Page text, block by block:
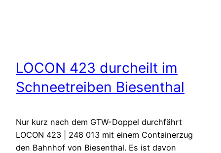
LOCON 423 durcheilt im
Schneetreiben Biesenthal
Nur kurz nach dem GTW-Doppel durchfährt
LOCON 423 | 248 013 mit einem Containerzug
den Bahnhof von Biesenthal. Es ist davon